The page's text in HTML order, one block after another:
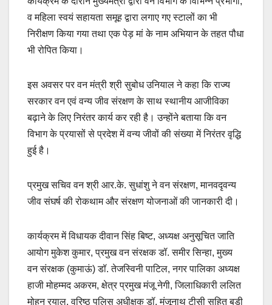
व महिला स्वयं सहायता समूह द्वारा लगाए गए स्टालों का भी
निरीक्षण किया गया तथा एक पेड़ मां के नाम अभियान के तहत पौधा
भी रोपित किया।
इस अवसर पर वन मंत्री श्री सुबोध उनियाल ने कहा कि राज्य
सरकार वन एवं वन्य जीव संरक्षण के साथ स्थानीय आजीविका
बढ़ाने के लिए निरंतर कार्य कर रही है। उन्होंने बताया कि वन
विभाग के प्रयासों से प्रदेश में वन्य जीवों की संख्या में निरंतर वृद्धि
हुई है।
प्रमुख सचिव वन श्री आर.के. सुधांशु ने वन संरक्षण, मानवदृवन्य
जीव संघर्ष की रोकथाम और संरक्षण योजनाओं की जानकारी दी।
कार्यक्रम में विधायक दीवान सिंह बिष्ट, अध्यक्ष अनुसूचित जाति
आयोग मुकेश कुमार, प्रमुख वन संरक्षक डॉ. समीर सिन्हा, मुख्य
वन संरक्षक (कुमाऊं) डॉ. तेजस्विनी पाटिल, नगर पालिका अध्यक्ष
हाजी मोहम्मद अकरम, क्षेत्र प्रमुख मंजू नेगी, जिलाधिकारी ललित
मोहन रयाल, वरिष्ठ पुलिस अधीक्षक डॉ. मंजूनाथ टीसी सहित बड़ी